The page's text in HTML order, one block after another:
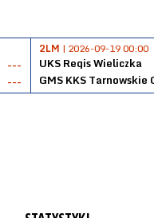
---
---
2LM | 2026-09-19 00:00
UKS Regis Wieliczka
GMS KKS Tarnowskie